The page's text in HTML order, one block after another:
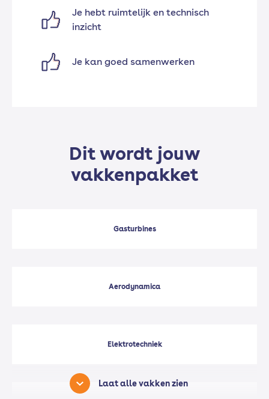
Je hebt ruimtelijk en technisch
inzicht
Je kan goed samenwerken
Dit wordt jouw
vakkenpakket
Gasturbines
Aerodynamica
Elektrotechniek
Laat alle vakken zien